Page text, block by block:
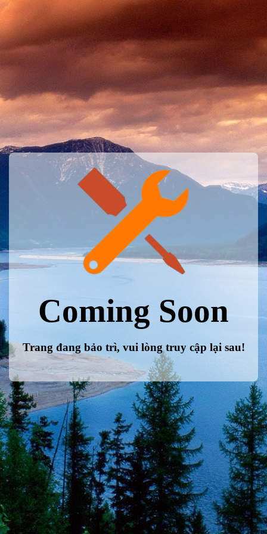
Coming Soon
Trang đang bảo trì, vui lòng truy cập lại sau!